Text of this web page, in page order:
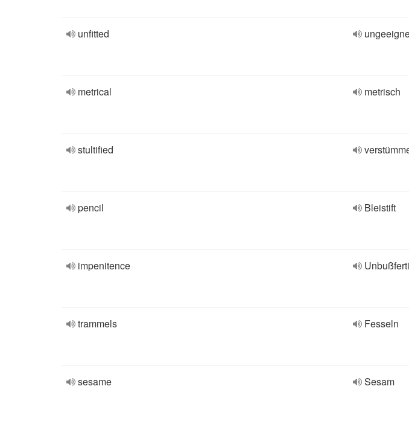
unfitted
metrical metrisch
stultified
pencil Bleistift
impenitence
trammels Fesseln
sesame Sesam